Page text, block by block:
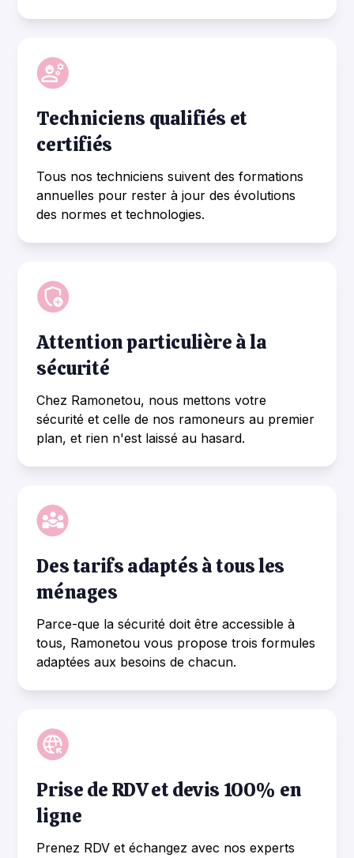
Techniciens qualifiés et
certifiés
Tous nos techniciens suivent des formations
annuelles pour rester à jour des évolutions
des normes et technologies.
Attention particulière à la
sécurité
Chez Ramonetou, nous mettons votre
sécurité et celle de nos ramoneurs au premier
plan, et rien n'est laissé au hasard.
Des tarifs adaptés à tous les
ménages
Parce-que la sécurité doit être accessible à
tous, Ramonetou vous propose trois formules
adaptées aux besoins de chacun.
Prise de RDV et devis 100% en
ligne
Prenez RDV et échangez avec nos experts